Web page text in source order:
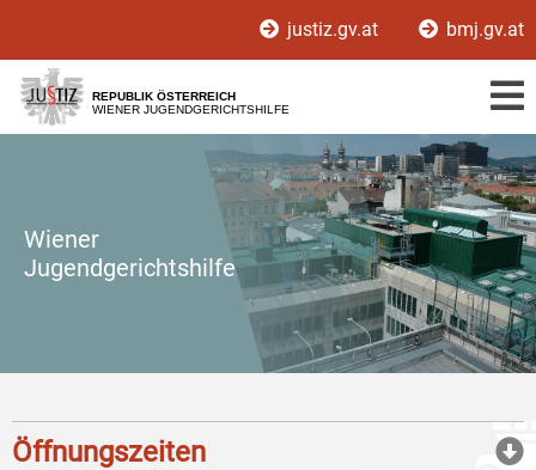
[1]
[2]
justiz.gv.at bmj.gv.at
REPUBLIK ÖSTERREICH
WIENER JUGENDGERICHTSHILFE
Wiener
Jugendgerichtshilfe
Öffnungszeiten